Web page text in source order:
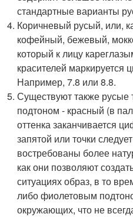
стандартные варианты
Коричневый русый, или,
кофейный, бежевый,
который к лицу
красителей маркируется
Например, 7.8 или 8.8.
Существуют также русые
подтоном - красный (в
оттенка заканчивается
запятой или точки
востребованы более
как они позволяют
ситуациях образ, в то
либо фиолетовым
окружающих, что не